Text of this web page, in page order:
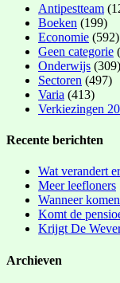
Antipestteam
Boeken (199)
Economie (592)
Geen categorie
Onderwijs (309)
Sectoren (497)
Varia (413)
Verkiezingen
Recente berichten
Wat verandert
Meer leefloners
Wanneer
Komt de
Krijgt De
Archieven